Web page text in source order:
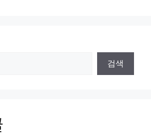
검색